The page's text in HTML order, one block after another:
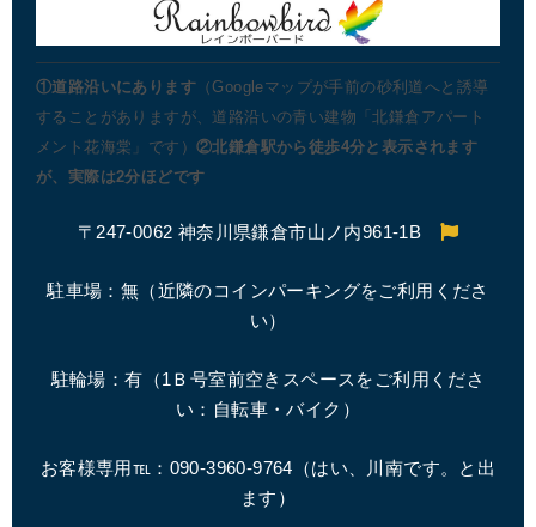
①道路沿いにあります （Googleマップが手前の砂利道へと誘導
することがありますが、道路沿いの青い建物「北鎌倉アパート
メント花海棠」です） ②北鎌倉駅から徒歩4分と表示されます
が、実際は2分ほどです
〒247-0062 神奈川県鎌倉市山ノ内961-1B
駐車場：無（近隣のコインパーキングをご利用くださ
い）
駐輪場：有（1Ｂ号室前空きスペースをご利用くださ
い：自転車・バイク）
お客様専用℡：090-3960-9764（はい、川南です。と出
ます）